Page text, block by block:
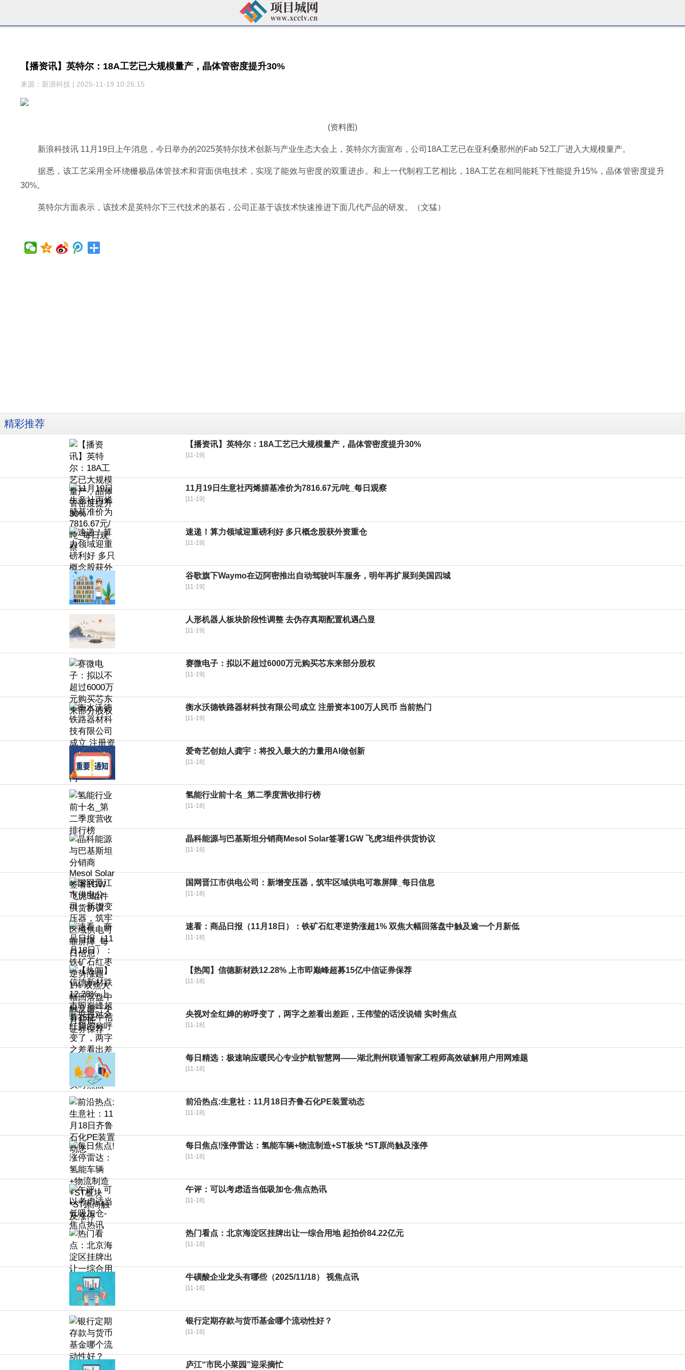
【播资讯】英特尔：18A工艺已大规模量产，晶体管密度提升30%
来源：新浪科技 | 2025-11-19 10:26:15
(资料图)
新浪科技讯 11月19日上午消息，今日举办的2025英特尔技术创新与产业生态大会上，英特尔方面宣布，公司18A工艺已在亚利桑那州的Fab 52工厂进入大规模量产。
据悉，该工艺采用全环绕栅极晶体管技术和背面供电技术，实现了能效与密度的双重进步。和上一代制程工艺相比，18A工艺在相同能耗下性能提升15%，晶体管密度提升
30%。
英特尔方面表示，该技术是英特尔下三代技术的基石，公司正基于该技术快速推进下面几代产品的研发。（文猛）
精彩推荐
【播资讯】英特尔：18A工艺已大规模量产，晶体管密度提升30%
[11-19]
11月19日生意社丙烯腈基准价为7816.67元/吨_每日观察
[11-19]
速递！算力领域迎重磅利好 多只概念股获外资重仓
[11-19]
谷歌旗下Waymo在迈阿密推出自动驾驶叫车服务，明年再扩展到美国四城
[11-19]
人形机器人板块阶段性调整 去伪存真期配置机遇凸显
[11-19]
赛微电子：拟以不超过6000万元购买芯东来部分股权
[11-19]
衡水沃德铁路器材科技有限公司成立 注册资本100万人民币 当前热门
[11-19]
爱奇艺创始人龚宇：将投入最大的力量用AI做创新
[11-18]
氢能行业前十名_第二季度营收排行榜
[11-18]
晶科能源与巴基斯坦分销商Mesol Solar签署1GW 飞虎3组件供货协议
[11-18]
国网晋江市供电公司：新增变压器，筑牢区域供电可靠屏障_每日信息
[11-18]
速看：商品日报（11月18日）：铁矿石红枣逆势涨超1% 双焦大幅回落盘中触及逾一个月新低
[11-18]
【热闻】信德新材跌12.28% 上市即巅峰超募15亿中信证券保荐
[11-18]
央视对全红婵的称呼变了，两字之差看出差距，王伟莹的话没说错 实时焦点
[11-18]
每日精选：极速响应暖民心专业护航智慧网——湖北荆州联通智家工程师高效破解用户用网难题
[11-18]
前沿热点:生意社：11月18日齐鲁石化PE装置动态
[11-18]
每日焦点!涨停雷达：氢能车辆+物流制造+ST板块 *ST原尚触及涨停
[11-18]
午评：可以考虑适当低吸加仓-焦点热讯
[11-18]
热门看点：北京海淀区挂牌出让一综合用地 起拍价84.22亿元
[11-18]
牛磺酸企业龙头有哪些（2025/11/18） 视焦点讯
[11-18]
银行定期存款与货币基金哪个流动性好？
[11-18]
庐江“市民小菜园”迎采摘忙